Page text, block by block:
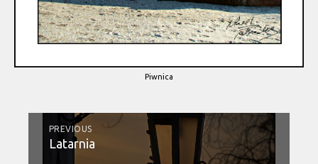
Piwnica
PREVIOUS
Latarnia